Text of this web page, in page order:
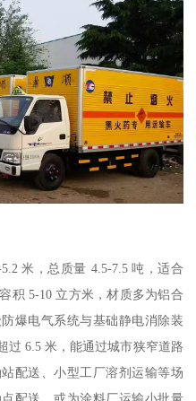
米，总质量 4.5-7.5 吨，适合
积 5-10 立方米，材质多为铝合
爆电气系统与基础静电消除装
过 6.5 米，能通过城市狭窄道路
配送、小型工厂溶剂运输等场